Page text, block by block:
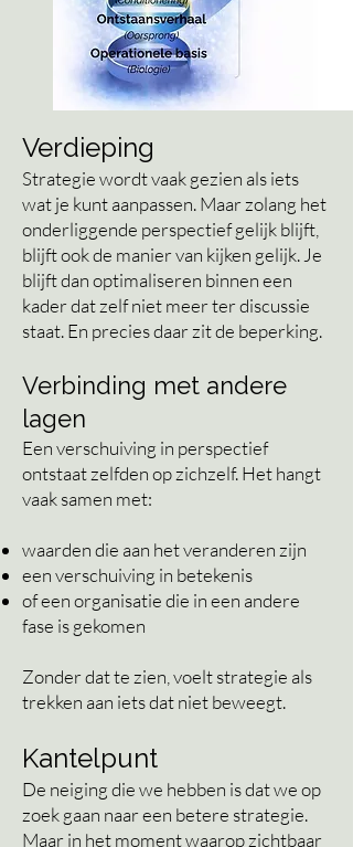
Verdieping
Strategie wordt vaak gezien als iets
wat je kunt aanpassen. Maar zolang het
onderliggende perspectief gelijk blijft,
blijft ook de manier van kijken gelijk. Je
blijft dan optimaliseren binnen een
kader dat zelf niet meer ter discussie
staat. En precies daar zit de beperking.
Verbinding met andere
lagen
Een verschuiving in perspectief
ontstaat zelfden op zichzelf. Het hangt
vaak samen met:
waarden die aan het veranderen zijn
een verschuiving in betekenis
of een organisatie die in een andere
fase is gekomen
Zonder dat te zien, voelt strategie als
trekken aan iets dat niet beweegt.
Kantelpunt
De neiging die we hebben is dat we op
zoek gaan naar een betere strategie.
Maar in het moment waarop zichtbaar